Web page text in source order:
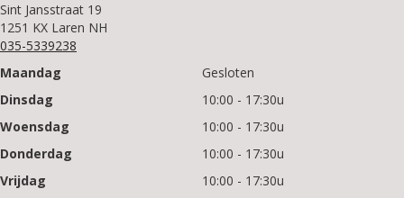
Sint Jansstraat 19
1251 KX Laren NH
035-5339238
Maandag
Gesloten
Dinsdag
10:00 - 17:30u
Woensdag
10:00 - 17:30u
Donderdag
10:00 - 17:30u
Vrijdag
10:00 - 17:30u